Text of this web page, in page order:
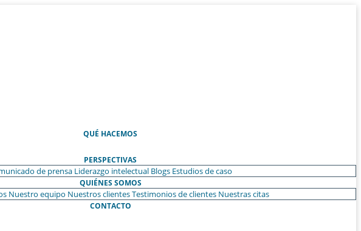
QUÉ HACEMOS
PERSPECTIVAS
de prensa Liderazgo intelectual Blogs Estudios de caso
QUIÉNES SOMOS
Nuestro equipo Nuestros clientesTestimonios de clientes Nuestras citas
CONTACTO